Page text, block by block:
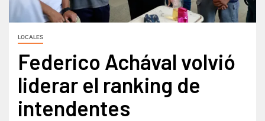
LOCALES
Federico Achával volvió
liderar el ranking de
intendentes